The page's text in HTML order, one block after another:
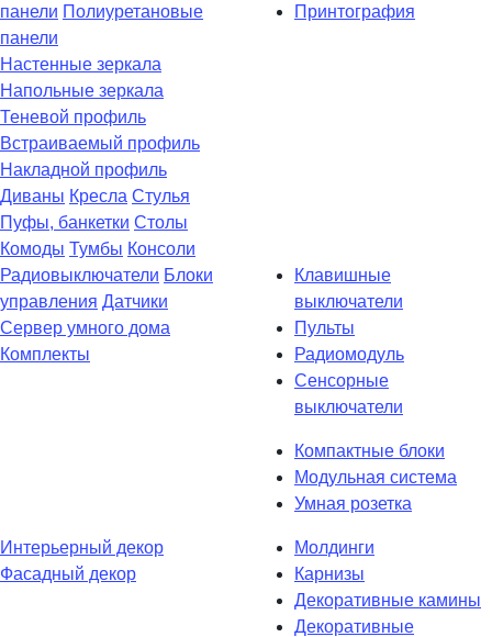
панели Полиуретановые
панели
Принтография
Настенные зеркала
Напольные зеркала
Теневой профиль
Встраиваемый профиль
Накладной профиль
Диваны Кресла Стулья
Пуфы, банкетки Столы
Комоды Тумбы Консоли
Радиовыключатели Блоки
управления Датчики
Сервер умного дома
Комплекты
Клавишные
выключатели
Пульты
Радиомодуль
Сенсорные
выключатели
Компактные блоки
Модульная система
Умная розетка
Интерьерный декор
Фасадный декор
Молдинги
Карнизы
Декоративные камины
Декоративные